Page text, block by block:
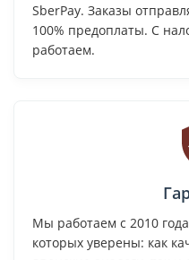
SberPay. Заказы
100% предоплаты. С
работаем.
Мы работаем с 2010
которых уверены: как